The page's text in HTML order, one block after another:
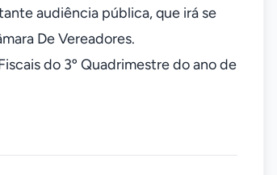
audiência pública, que irá se
De Vereadores.
do 3º Quadrimestre do ano de